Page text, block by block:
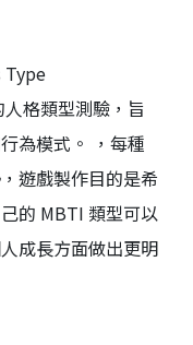
Type
格類型測驗，旨
為模式。 ，每種
遊戲製作目的是希
的 MBTI 類型可以
成長方面做出更明